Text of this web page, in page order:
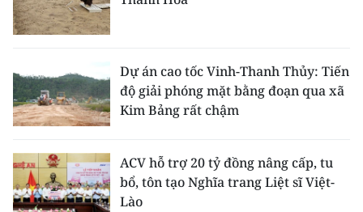
Dự án cao tốc Vinh-Thanh Thủy: Tiến
độ giải phóng mặt bằng đoạn qua xã
Kim Bảng rất chậm
ACV hỗ trợ 20 tỷ đồng nâng cấp, tu
bổ, tôn tạo Nghĩa trang Liệt sĩ Việt-
Lào